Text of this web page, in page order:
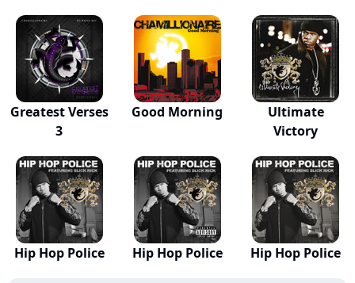
Greatest Verses
3
Good Morning
Ultimate
Victory
Hip Hop Police Hip Hop Police Hip Hop Police